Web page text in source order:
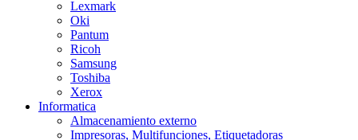
Lexmark
Oki
Pantum
Ricoh
Samsung
Toshiba
Xerox
Informatica
Almacenamiento externo
Impresoras, Multifunciones, Etiquetadoras